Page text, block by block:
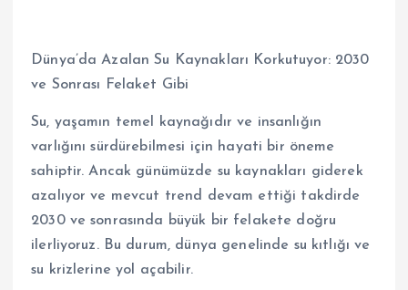
Dünya’da Azalan Su Kaynakları Korkutuyor: 2030
ve Sonrası Felaket Gibi
Su, yaşamın temel kaynağıdır ve insanlığın
varlığını sürdürebilmesi için hayati bir öneme
sahiptir. Ancak günümüzde su kaynakları giderek
azalıyor ve mevcut trend devam ettiği takdirde
2030 ve sonrasında büyük bir felakete doğru
ilerliyoruz. Bu durum, dünya genelinde su kıtlığı ve
su krizlerine yol açabilir.